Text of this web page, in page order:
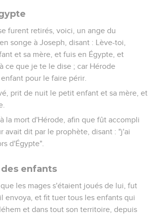
furent retirés, voici, un ange du
songe à Joseph, disant : Lève-toi,
et sa mère, et fuis en Égypte, et
ce que je te le dise ; car Hérode
pour le faire périr.
prit de nuit le petit enfant et sa mère, et
la mort d'Hérode, afin que fût accompli
avait dit par le prophète, disant : "j'ai
d'Égypte".
enfants
les mages s'étaient joués de lui, fut
envoya, et fit tuer tous les enfants qui
et dans tout son territoire, depuis